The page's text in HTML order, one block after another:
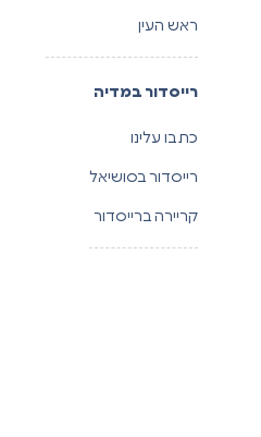
ראש העין
רייסדור במדיה
כתבו עלינו
רייסדור בסושיאל
קריירה ברייסדור